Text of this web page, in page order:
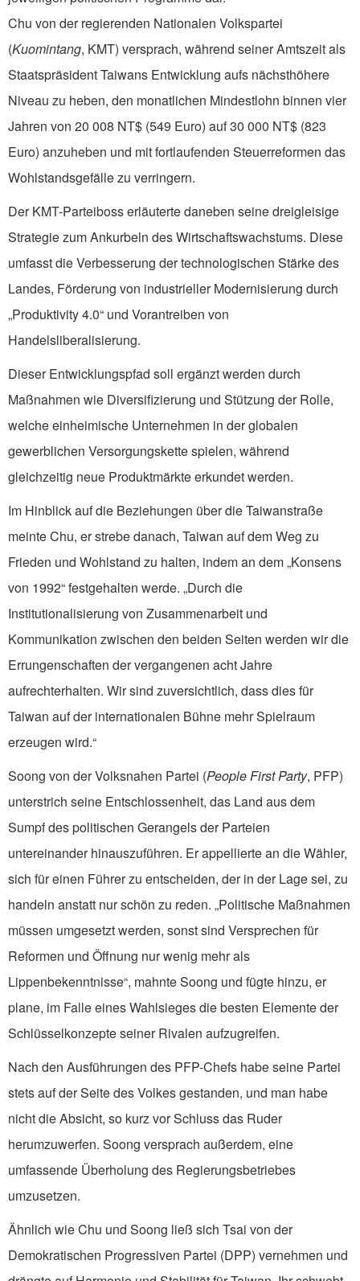
Chu von der regierenden Nationalen Volkspartei
(Kuomintang, KMT) versprach, während seiner Amtszeit als
Staatspräsident Taiwans Entwicklung aufs nächsthöhere
Niveau zu heben, den monatlichen Mindestlohn binnen vier
Jahren von 20 008 NT$ (549 Euro) auf 30 000 NT$ (823
Euro) anzuheben und mit fortlaufenden Steuerreformen das
Wohlstandsgefälle zu verringern.
Der KMT-Parteiboss erläuterte daneben seine dreigleisige
Strategie zum Ankurbeln des Wirtschaftswachstums. Diese
umfasst die Verbesserung der technologischen Stärke des
Landes, Förderung von industrieller Modernisierung durch
„Produktivity 4.0“ und Vorantreiben von
Handelsliberalisierung.
Dieser Entwicklungspfad soll ergänzt werden durch
Maßnahmen wie Diversifizierung und Stützung der Rolle,
welche einheimische Unternehmen in der globalen
gewerblichen Versorgungskette spielen, während
gleichzeitig neue Produktmärkte erkundet werden.
Im Hinblick auf die Beziehungen über die Taiwanstraße
meinte Chu, er strebe danach, Taiwan auf dem Weg zu
Frieden und Wohlstand zu halten, indem an dem „Konsens
von 1992“ festgehalten werde. „Durch die
Institutionalisierung von Zusammenarbeit und
Kommunikation zwischen den beiden Seiten werden wir die
Errungenschaften der vergangenen acht Jahre
aufrechterhalten. Wir sind zuversichtlich, dass dies für
Taiwan auf der internationalen Bühne mehr Spielraum
erzeugen wird.“
Soong von der Volksnahen Partei (People First Party, PFP)
unterstrich seine Entschlossenheit, das Land aus dem
Sumpf des politischen Gerangels der Parteien
untereinander hinauszuführen. Er appellierte an die Wähler,
sich für einen Führer zu entscheiden, der in der Lage sei, zu
handeln anstatt nur schön zu reden. „Politische Maßnahmen
müssen umgesetzt werden, sonst sind Versprechen für
Reformen und Öffnung nur wenig mehr als
Lippenbekenntnisse“, mahnte Soong und fügte hinzu, er
plane, im Falle eines Wahlsieges die besten Elemente der
Schlüsselkonzepte seiner Rivalen aufzugreifen.
Nach den Ausführungen des PFP-Chefs habe seine Partei
stets auf der Seite des Volkes gestanden, und man habe
nicht die Absicht, so kurz vor Schluss das Ruder
herumzuwerfen. Soong versprach außerdem, eine
umfassende Überholung des Regierungsbetriebes
umzusetzen.
Ähnlich wie Chu und Soong ließ sich Tsai von der
Demokratischen Progressiven Partei (DPP) vernehmen und